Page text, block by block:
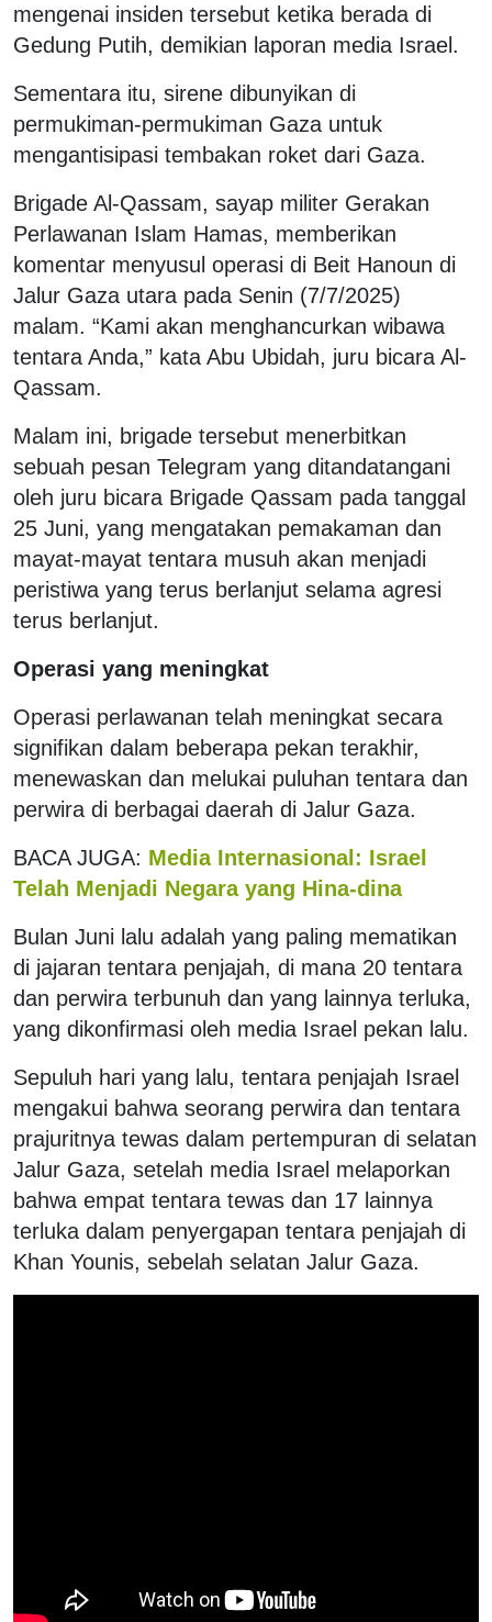
mengenai insiden tersebut ketika berada di
Gedung Putih, demikian laporan media Israel.
Sementara itu, sirene dibunyikan di
permukiman-permukiman Gaza untuk
mengantisipasi tembakan roket dari Gaza.
Brigade Al-Qassam, sayap militer Gerakan
Perlawanan Islam Hamas, memberikan
komentar menyusul operasi di Beit Hanoun di
Jalur Gaza utara pada Senin (7/7/2025)
malam. “Kami akan menghancurkan wibawa
tentara Anda,” kata Abu Ubidah, juru bicara Al-
Qassam.
Malam ini, brigade tersebut menerbitkan
sebuah pesan Telegram yang ditandatangani
oleh juru bicara Brigade Qassam pada tanggal
25 Juni, yang mengatakan pemakaman dan
mayat-mayat tentara musuh akan menjadi
peristiwa yang terus berlanjut selama agresi
terus berlanjut.
Operasi yang meningkat
Operasi perlawanan telah meningkat secara
signifikan dalam beberapa pekan terakhir,
menewaskan dan melukai puluhan tentara dan
perwira di berbagai daerah di Jalur Gaza.
BACA JUGA: Media Internasional: Israel
Telah Menjadi Negara yang Hina-dina
Bulan Juni lalu adalah yang paling mematikan
di jajaran tentara penjajah, di mana 20 tentara
dan perwira terbunuh dan yang lainnya terluka,
yang dikonfirmasi oleh media Israel pekan lalu.
Sepuluh hari yang lalu, tentara penjajah Israel
mengakui bahwa seorang perwira dan tentara
prajuritnya tewas dalam pertempuran di selatan
Jalur Gaza, setelah media Israel melaporkan
bahwa empat tentara tewas dan 17 lainnya
terluka dalam penyergapan tentara penjajah di
Khan Younis, sebelah selatan Jalur Gaza.